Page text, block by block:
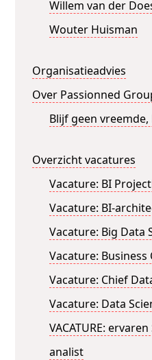
Willem van der
Wouter Huisman
Organisatieadvies
Over Passionned
Blijf geen
Overzicht vacatures
Vacature: BI
Vacature: BI-
Vacature: Big Data
Vacature:
Vacature: Chief
Vacature: Data
VACATURE:
analist